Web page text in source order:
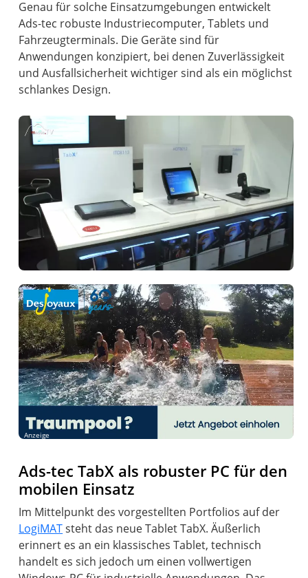
Genau für solche Einsatzumgebungen entwickelt
Ads-tec robuste Industriecomputer, Tablets und
Fahrzeugterminals. Die Geräte sind für
Anwendungen konzipiert, bei denen Zuverlässigkeit
und Ausfallsicherheit wichtiger sind als ein möglichst
schlankes Design.
Anzeige
Ads-tec TabX als robuster PC für den
mobilen Einsatz
Im Mittelpunkt des vorgestellten Portfolios auf der
LogiMATsteht das neue Tablet TabX. Äußerlich
erinnert es an ein klassisches Tablet, technisch
handelt es sich jedoch um einen vollwertigen